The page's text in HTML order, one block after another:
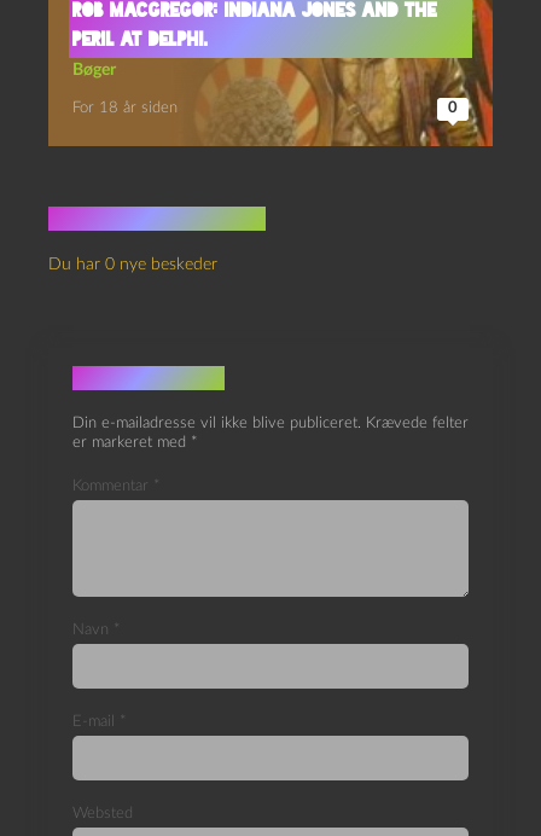
Rob MacGregor: Indiana Jones and the
Peril at Delphi.
Bøger
For 18 år siden 0
Du har 0 nye beskeder
Skriv et svar
Din e-mailadresse vil ikke blive publiceret. Krævede felter
er markeret med *
Kommentar *
Navn *
E-mail *
Websted